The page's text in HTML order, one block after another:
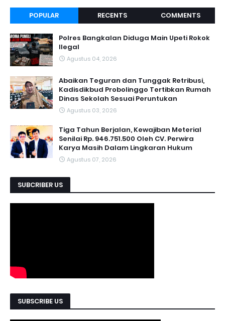
POPULAR RECENTS COMMENTS
Polres Bangkalan Diduga Main Upeti Rokok
Ilegal
Agustus 04, 2026
Abaikan Teguran dan Tunggak Retribusi,
Kadisdikbud Probolinggo Tertibkan Rumah
Dinas Sekolah Sesuai Peruntukan
Agustus 03, 2026
Tiga Tahun Berjalan, Kewajiban Meterial
Senilai Rp. 946.751.500 Oleh CV. Perwira
Karya Masih Dalam Lingkaran Hukum
Agustus 07, 2026
SUBCRIBER US
SUBSCRIBE US